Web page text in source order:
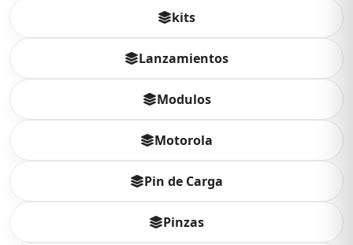
kits
Lanzamientos
Modulos
Motorola
Pin de Carga
Pinzas